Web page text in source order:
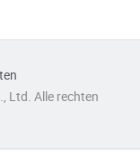
Ltd. Alle rechten